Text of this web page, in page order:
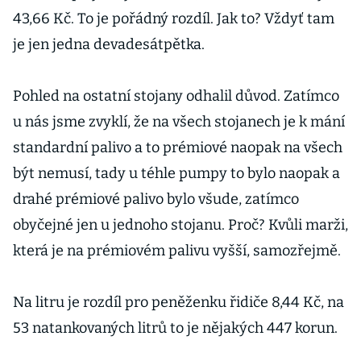
43,66 Kč. To je pořádný rozdíl. Jak to? Vždyť tam
je jen jedna devadesátpětka.
Pohled na ostatní stojany odhalil důvod. Zatímco
u nás jsme zvyklí, že na všech stojanech je k mání
standardní palivo a to prémiové naopak na všech
být nemusí, tady u téhle pumpy to bylo naopak a
drahé prémiové palivo bylo všude, zatímco
obyčejné jen u jednoho stojanu. Proč? Kvůli marži,
která je na prémiovém palivu vyšší, samozřejmě.
Na litru je rozdíl pro peněženku řidiče 8,44 Kč, na
53 natankovaných litrů to je nějakých 447 korun.